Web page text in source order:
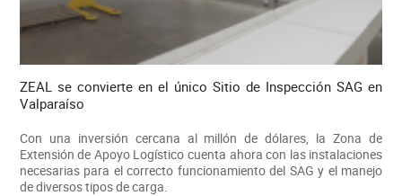
ZEAL se convierte en el único Sitio de Inspección SAG en
Valparaíso
Con una inversión cercana al millón de dólares, la Zona de
Extensión de Apoyo Logístico cuenta ahora con las instalaciones
necesarias para el correcto funcionamiento del SAG y el manejo
de diversos tipos de carga.